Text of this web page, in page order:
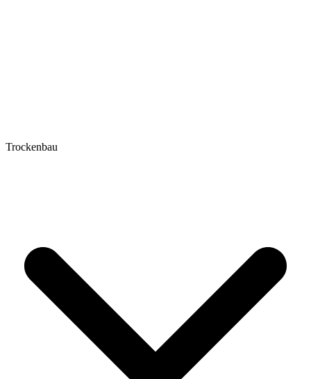
Trockenbau